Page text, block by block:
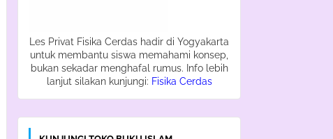
Les Privat Fisika Cerdas hadir di Yogyakarta
untuk membantu siswa memahami konsep,
bukan sekadar menghafal rumus. Info lebih
lanjut silakan kunjungi: Fisika Cerdas